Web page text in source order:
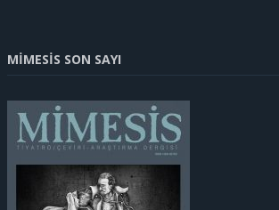
MİMESİS SON SAYI